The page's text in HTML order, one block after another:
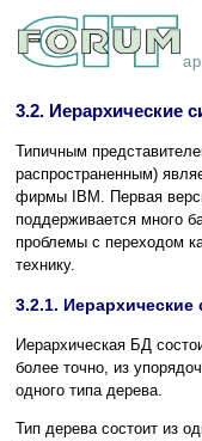
3.2. Иерархические
Типичным
распространенным)
фирмы IBM. Первая
поддерживается много
проблемы с переходом
технику.
3.2.1.
Иерархическая БД
более точно, из
одного типа дерева.
Тип дерева состоит из